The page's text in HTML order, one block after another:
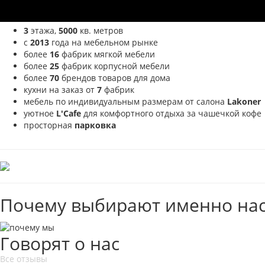
3 этажа, 5000 кв. метров
с 2013 года на мебельном рынке
более 16 фабрик мягкой мебели
более 25 фабрик корпусной мебели
более 70 брендов товаров для дома
кухни на заказ от 7 фабрик
мебель по индивидуальным размерам от салона Lakoner
уютное L'Cafe для комфортного отдыха за чашечкой кофе
просторная парковка
Почему выбирают именно
Говорят о нас
Все отзывы